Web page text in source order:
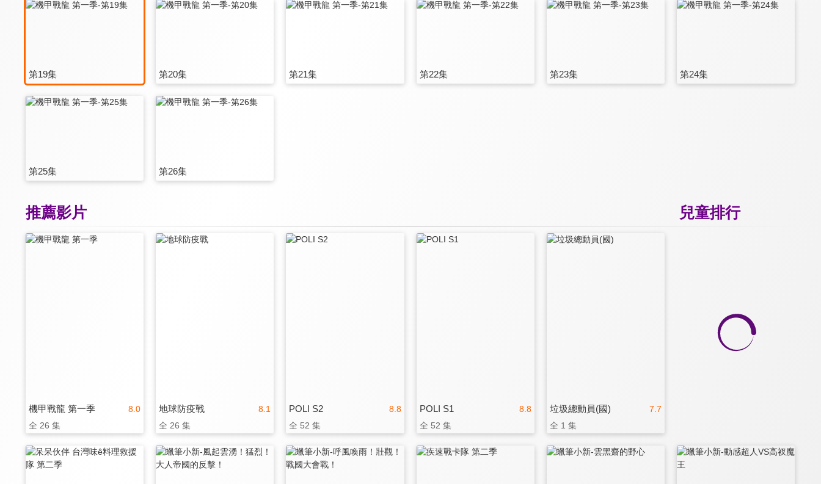
第19集 第20集 第21集 第22集 第23集 第24集
第25集 第26集
兒童排行
推薦影片
8.0
機甲戰龍 第一季
全 26 集
8.1
地球防疫戰
全 26 集
8.8
POLI S2
全 52 集
8.8
POLI S1
全 52 集
7.7
垃圾總動員(國)
全 1 集